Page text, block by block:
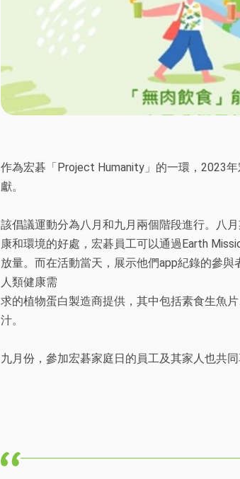
作為宏碁「Project Humanity」的一環，2023
獻。
該倡議運動分為八月和九月兩個階段進行。八
康和環境的好處，宏碁員工可以通過Earth
放量。而在活動當天，展示他們app紀錄的參
人類健康需
求的植物蛋白製造商提供，其中包括素食生魚
汁。
九月份，參加宏碁家庭日的員工及其家人也共